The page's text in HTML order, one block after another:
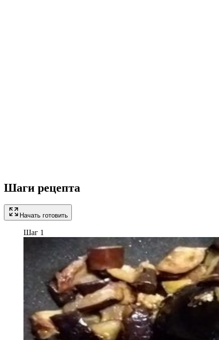
Шаги рецепта
Начать готовить
Шаг 1